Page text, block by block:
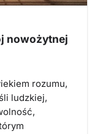
nowożytnej
rozumu,
ludzkiej,